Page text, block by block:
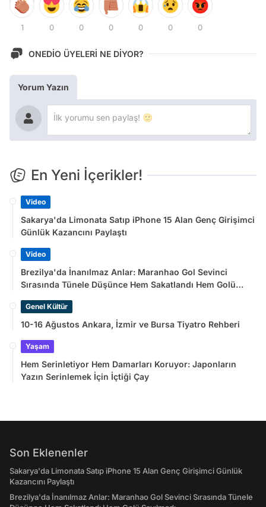
1 0 0 0 0 0 0
ONEDİO ÜYELERİ NE DİYOR?
Yorum Yazın
En Yeni İçerikler!
Video
Sakarya'da Limonata Satıp iPhone 15 Alan Genç Girişimci
Günlük Kazancını Paylaştı
Video
Brezilya'da İnanılmaz Anlar: Maranhao Gol Sevinci
Sırasında Tünele Düşünce Hem Sakatlandı Hem Golü
Genel Kültür
10-16 Ağustos Ankara, İzmir ve Bursa Tiyatro Rehberi
Yaşam
Hem Serinletiyor Hem Damarları Koruyor: Japonların
Yazın Serinlemek İçin İçtiği Çay
Son Eklenenler
Sakarya'da Limonata Satıp iPhone 15 Alan Genç Girişimci Günlük
Kazancını Paylaştı
Brezilya'da İnanılmaz Anlar: Maranhao Gol Sevinci Sırasında Tünele